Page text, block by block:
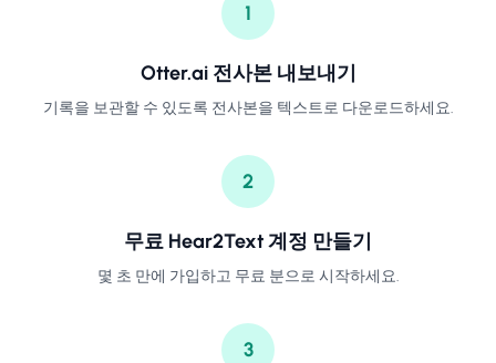
1
Otter.ai 전사본 내보내기
기록을 보관할 수 있도록 전사본을 텍스트로 다운로드하세요.
2
무료 Hear2Text 계정 만들기
몇 초 만에 가입하고 무료 분으로 시작하세요.
3